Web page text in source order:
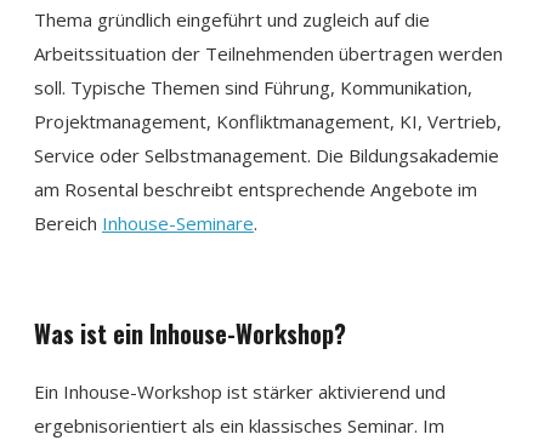
Thema gründlich eingeführt und zugleich auf die
Arbeitssituation der Teilnehmenden übertragen werden
soll. Typische Themen sind Führung, Kommunikation,
Projektmanagement, Konfliktmanagement, KI, Vertrieb,
Service oder Selbstmanagement. Die Bildungsakademie
am Rosental beschreibt entsprechende Angebote im
Bereich Inhouse-Seminare.
Was ist ein Inhouse-Workshop?
Ein Inhouse-Workshop ist stärker aktivierend und
ergebnisorientiert als ein klassisches Seminar. Im